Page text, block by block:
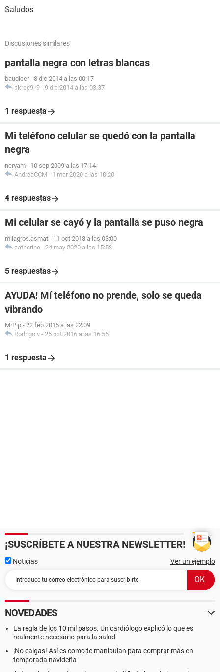
Saludos
Discusiones similares
pantalla negra con letras blancas
baudicer - 8 dic 2014 a las 00:17
skree9_9 - 9 dic 2014 a las 03:37
1 respuesta
Mi teléfono celular se quedó con la pantalla
negra
neryam - 10 sep 2009 a las 17:14
AndreaCCM - 1 mar 2020 a las 10:20
4 respuestas
Mi celular se cayó y la pantalla se puso negra
milagros.asmat - 11 oct 2018 a las 03:00
catherine - 24 may 2020 a las 15:58
5 respuestas
AYUDA! Mí teléfono no prende, solo se queda
vibrando
MrPip - 22 feb 2015 a las 22:09
Rodrigo v - 25 oct 2016 a las 16:55
1 respuesta
¡SUSCRÍBETE A NUESTRA NEWSLETTER!
Noticias Ver un ejemplo
NOVEDADES
La regla de los 10 mil pasos. Un cardiólogo explicó lo que es
realmente necesario para la salud
¡No caigas! Así es como te manipulan para comprar más en
temporada navideña